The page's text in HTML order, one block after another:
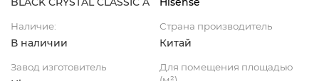
Наличие:
В наличии
Страна производитель
Китай
Завод изготовитель
Для помещения площадью